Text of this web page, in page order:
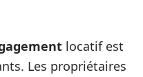
locatif est
Les propriétaires